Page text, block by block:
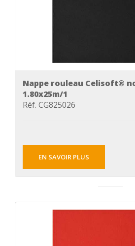
Nappe rouleau Celisoft®
1.80x25m/1
Réf. CG825026
EN SAVOIR PLUS